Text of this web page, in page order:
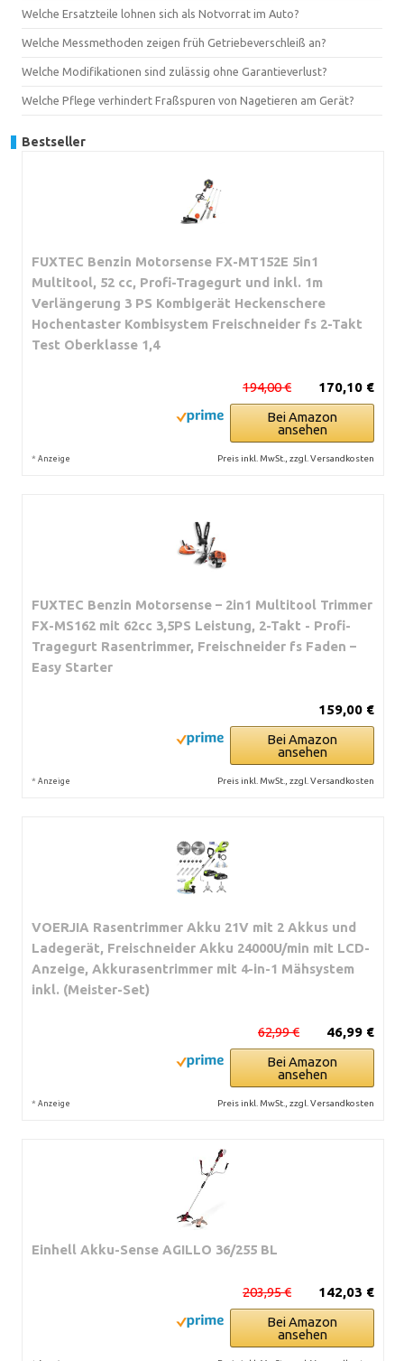
Welche Ersatzteile lohnen sich als Notvorrat im Auto?
Welche Messmethoden zeigen früh Getriebeverschleiß an?
Welche Modifikationen sind zulässig ohne Garantieverlust?
Welche Pflege verhindert Fraßspuren von Nagetieren am Gerät?
Bestseller
FUXTEC Benzin Motorsense FX-MT152E 5in1
Multitool, 52 cc, Profi-Tragegurt und inkl. 1m
Verlängerung 3 PS Kombigerät Heckenschere
Hochentaster Kombisystem Freischneider fs 2-Takt
Test Oberklasse 1,4
170,10 €
194,00 €
Bei Amazon
ansehen
* Anzeige Preis inkl. MwSt., zzgl. Versandkosten
FUXTEC Benzin Motorsense – 2in1 Multitool Trimmer
FX-MS162 mit 62cc 3,5PS Leistung, 2-Takt - Profi-
Tragegurt Rasentrimmer, Freischneider fs Faden –
Easy Starter
159,00 €
Bei Amazon
ansehen
* Anzeige Preis inkl. MwSt., zzgl. Versandkosten
VOERJIA Rasentrimmer Akku 21V mit 2 Akkus und
Ladegerät, Freischneider Akku 24000U/min mit LCD-
Anzeige, Akkurasentrimmer mit 4-in-1 Mähsystem
inkl. (Meister-Set)
46,99 €
62,99 €
Bei Amazon
ansehen
* Anzeige Preis inkl. MwSt., zzgl. Versandkosten
Einhell Akku-Sense AGILLO 36/255 BL
142,03 €
203,95 €
Bei Amazon
ansehen